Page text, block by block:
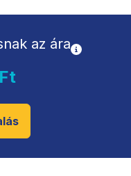
az ára